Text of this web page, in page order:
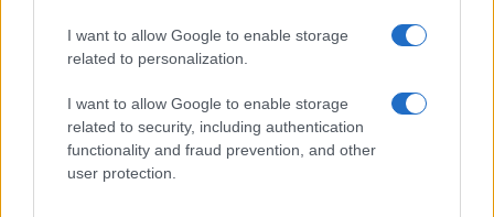
I want to allow Google to enable storage
related to personalization.
I want to allow Google to enable storage
related to security, including authentication
functionality and fraud prevention, and other
user protection.
FINANZA